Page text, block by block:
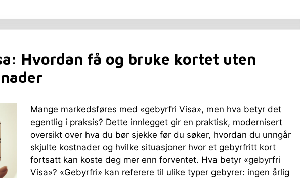
Hvordan få og bruke kortet uten
Mange markedsføres med «gebyrfri Visa», men hva betyr det
egentlig i praksis? Dette innlegget gir en praktisk, modernisert
oversikt over hva du bør sjekke før du søker, hvordan du unngår
skjulte kostnader og hvilke situasjoner hvor et gebyrfritt kort
fortsatt kan koste deg mer enn forventet. Hva betyr «gebyrfri
Visa»? «Gebyrfri» kan referere til ulike typer gebyrer: ingen årlig